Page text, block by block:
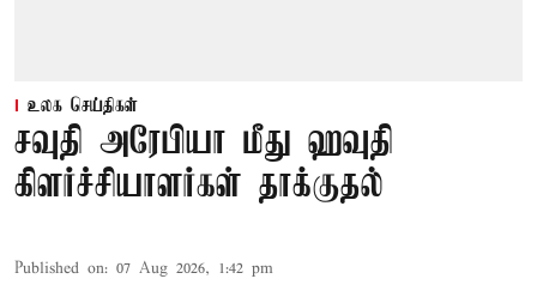
உலக செய்திகள்
சவுதி அரேபியா மீது ஹவுதி
கிளர்ச்சியாளர்கள் தாக்குதல்
Published on: 07 Aug 2026, 1:42 pm